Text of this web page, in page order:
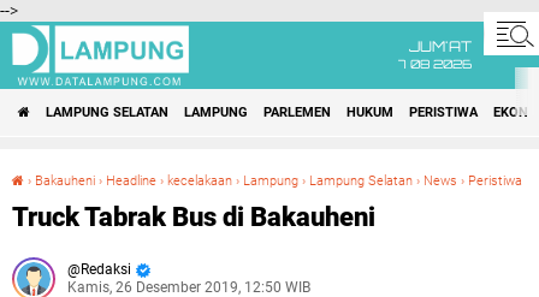
-->
JUM'AT
7 08 2026
LAMPUNG SELATAN LAMPUNG PARLEMEN HUKUM PERISTIWA
› Bakauheni › Headline › kecelakaan › Lampung › Lampung Selatan › News › Peristiwa
Truck Tabrak Bus di Bakauheni
Redaksi
Kamis, 26 Desember 2019, 12:50 WIB